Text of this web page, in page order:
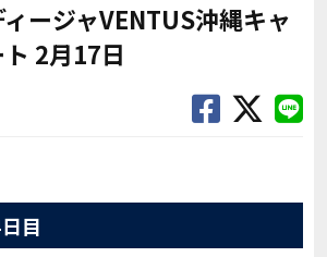
ィージャVENTUS沖縄キャ
2月17日
目